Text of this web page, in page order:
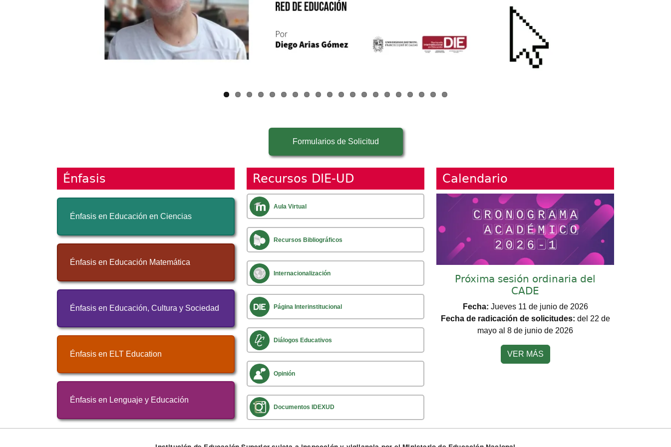
Formularios de Solicitud
Énfasis
Énfasis en Educación en Ciencias
Énfasis en Educación Matemática
Énfasis en Educación, Cultura y Sociedad
Énfasis en ELT Education
Énfasis en Lenguaje y Educación
Recursos DIE-UD
Aula Virtual
Recursos Bibliográficos
Internacionalización
Página Interinstitucional
Diálogos Educativos
Opinión
Documentos IDEXUD
Calendario
Imagen
Próxima sesión ordinaria del
CADE
Fecha: Jueves 11 de junio de 2026
Fecha de radicación de solicitudes: del 22 de
mayo al 8 de junio de 2026
VER MÁS